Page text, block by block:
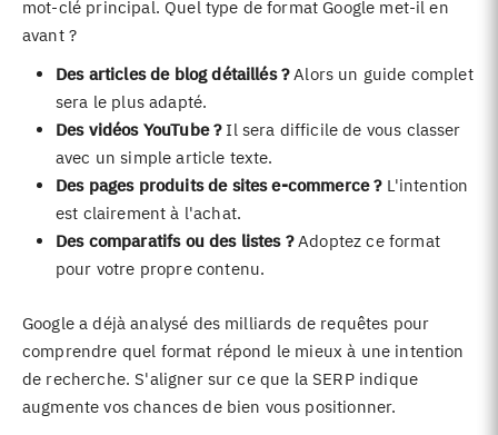
mot-clé principal. Quel type de format Google met-il en
avant ?
Des articles de blog détaillés ?Alors un guide complet
sera le plus adapté.
Des vidéos YouTube ?Il sera difficile de vous classer
avec un simple article texte.
Des pages produits de sites e-commerce ?L'intention
est clairement à l'achat.
Des comparatifs ou des listes ?Adoptez ce format
pour votre propre contenu.
Google a déjà analysé des milliards de requêtes pour
comprendre quel format répond le mieux à une intention
de recherche. S'aligner sur ce que la SERP indique
augmente vos chances de bien vous positionner.